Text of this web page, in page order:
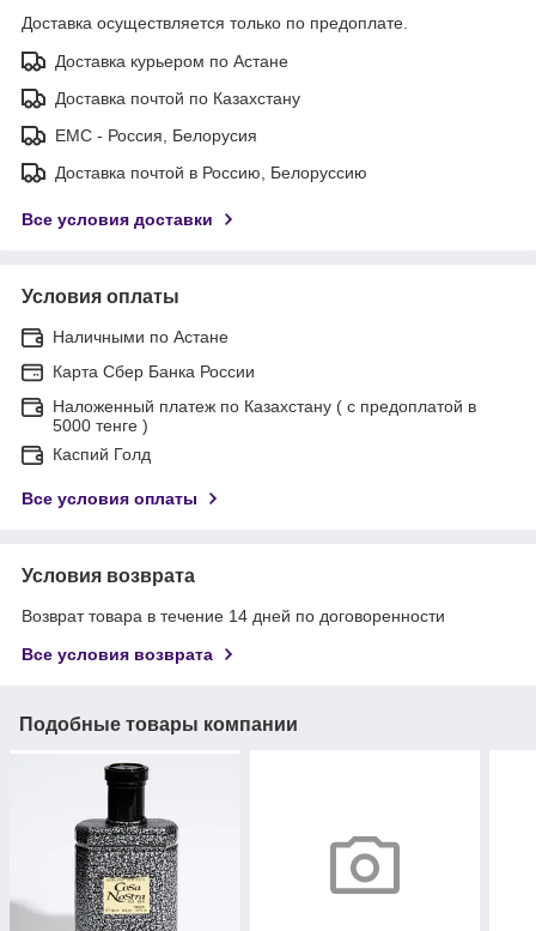
Доставка осуществляется только по предоплате.
Доставка курьером по Астане
Доставка почтой по Казахстану
ЕМС - Россия, Белорусия
Доставка почтой в Россию, Белоруссию
Все условия доставки
Условия оплаты
Наличными по Астане
Карта Сбер Банка России
Наложенный платеж по Казахстану ( с предоплатой в
5000 тенге )
Каспий Голд
Все условия оплаты
Условия возврата
Возврат товара в течение 14 дней по договоренности
Все условия возврата
Подобные товары компании